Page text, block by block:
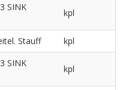
SINK
kpl
Stauff kpl
SINK
kpl